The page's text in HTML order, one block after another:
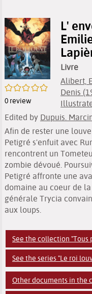
/5
0 review
L'
Livre
Alibert,
Denis
Edited by Dupuis.
Afin de rester une
Petigré s'enfuit avec
rencontrent un
zombie dévoué.
Petigré affronte une
domaine au coeur de
générale Trycia
aux loups.
See the collection "Tous
See the series "Le roi
Other documents in the